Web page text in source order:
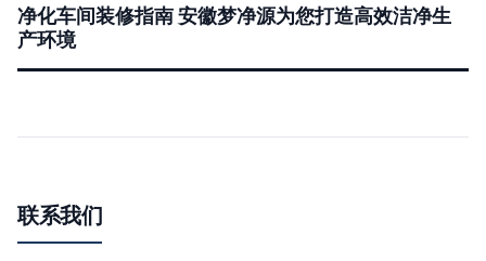
净化车间装修指南 安徽梦净源为您打造高效洁净生
产环境
联系我们